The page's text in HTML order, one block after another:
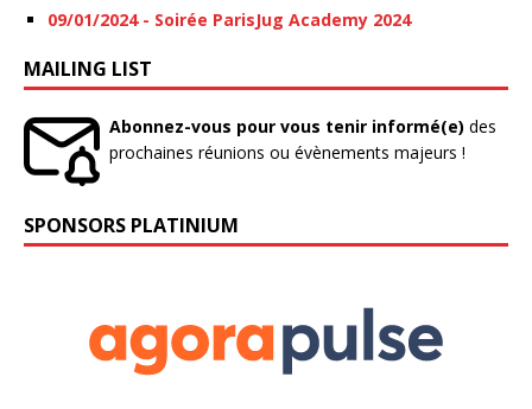
09/01/2024 - Soirée ParisJug Academy 2024
MAILING LIST
Abonnez-vous pour vous tenir informé(e) des
prochaines réunions ou évènements majeurs !
SPONSORS PLATINIUM